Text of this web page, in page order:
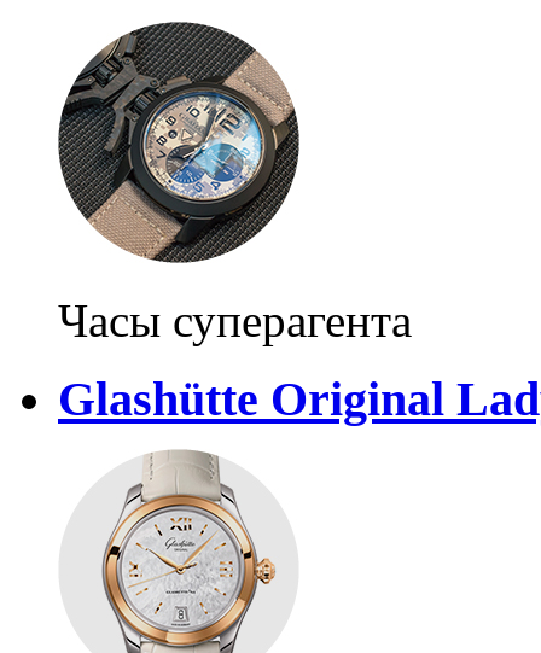
Часы суперагента
Glashütte Original